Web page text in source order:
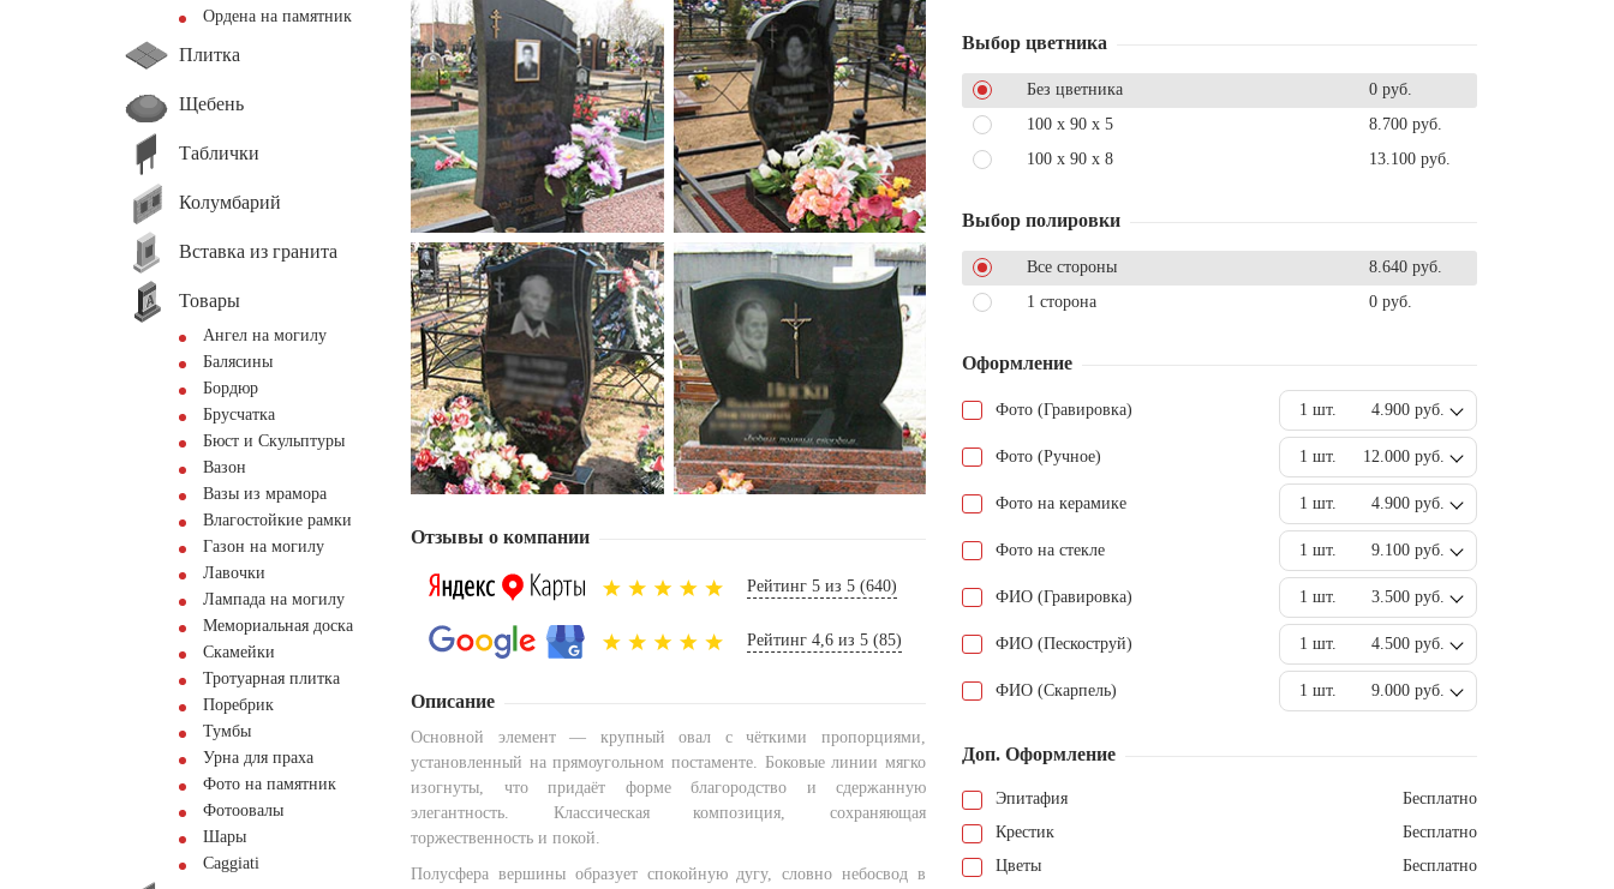
Ордена на памятник
Плитка
Щебень
Таблички
Колумбарий
Вставка из гранита
Товары
Ангел на могилу
Балясины
Бордюр
Брусчатка
Бюст и Скульптуры
Вазон
Вазы из мрамора
Влагостойкие рамки
Газон на могилу
Лавочки
Лампада на могилу
Мемориальная доска
Скамейки
Тротуарная плитка
Поребрик
Тумбы
Урна для праха
Фото на памятник
Фотоовалы
Шары
Сaggiati
Отзывы о компании
Рейтинг 5 из 5 (640)
Рейтинг 4,6 из 5 (85)
Описание
Основной элемент — крупный овал с чёткими пропорциями,
установленный на прямоугольном постаменте. Боковые линии мягко
изогнуты, что придаёт форме благородство и сдержанную
элегантность. Классическая композиция, сохраняющая
торжественность и покой.
Полусфера вершины образует спокойную дугу, словно небосвод в
Выбор цветника
Без цветника
0 руб.
100 x 90 x 5
8.700 руб.
100 x 90 x 8
13.100 руб.
Выбор полировки
Все стороны
8.640 руб.
1 сторона
0 руб.
Оформление
Фото (Гравировка) 1 шт. 4.900 руб.
Фото (Ручное) 1 шт. 12.000 руб.
Фото на керамике 1 шт. 4.900 руб.
Фото на стекле 1 шт. 9.100 руб.
ФИО (Гравировка) 1 шт. 3.500 руб.
ФИО (Пескоструй) 1 шт. 4.500 руб.
ФИО (Скарпель) 1 шт. 9.000 руб.
Доп. Оформление
Эпитафия
Бесплатно
Крестик
Бесплатно
Цветы
Бесплатно